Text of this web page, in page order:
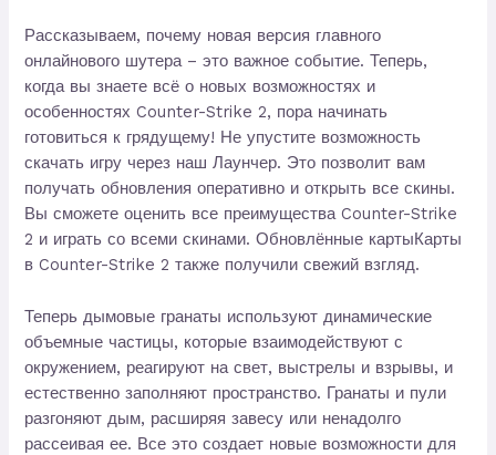
Рассказываем, почему новая версия главного
онлайнового шутера – это важное событие. Теперь,
когда вы знаете всё о новых возможностях и
особенностях Counter-Strike 2, пора начинать
готовиться к грядущему! Не упустите возможность
скачать игру через наш Лаунчер. Это позволит вам
получать обновления оперативно и открыть все скины.
Вы сможете оценить все преимущества Counter-Strike
2 и играть со всеми скинами. Обновлённые картыКарты
в Counter-Strike 2 также получили свежий взгляд.
Теперь дымовые гранаты используют динамические
объемные частицы, которые взаимодействуют с
окружением, реагируют на свет, выстрелы и взрывы, и
естественно заполняют пространство. Гранаты и пули
разгоняют дым, расширяя завесу или ненадолго
рассеивая ее. Все это создает новые возможности для